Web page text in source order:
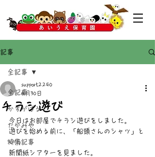
記事
全記事
かすがばる
たかみや
特集記事
全記事
チラシ遊び
support2240
6月30日
今日はお部屋でチラシ遊びをしました。
遊びを始める前に、「船頭さんのシャツ」と
いう
新聞紙シアターを見ました。